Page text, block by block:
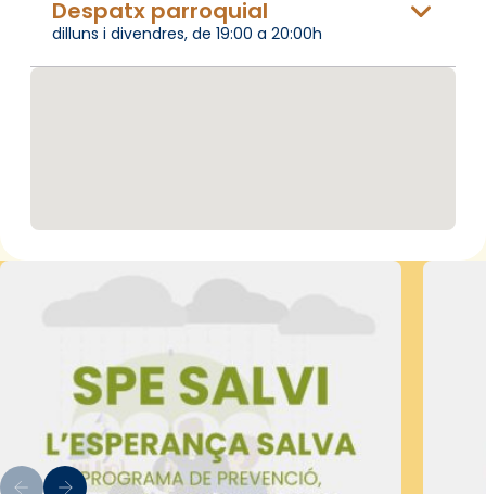
Despatx parroquial
dilluns i divendres, de 19:00 a 20:00h